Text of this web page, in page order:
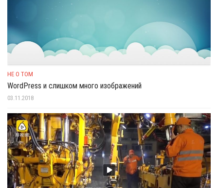
НЕ О ТОМ
WordPress и слишком много изображений
03.11.2018